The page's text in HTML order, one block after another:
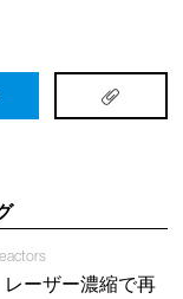
ーザー濃縮で再